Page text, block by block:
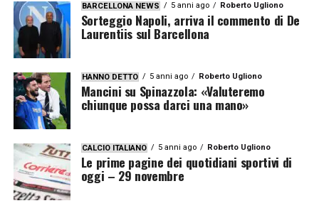
BARCELLONA NEWS 5 anni ago Roberto Ugliono
Sorteggio Napoli, arriva il commento di De
Laurentiis sul Barcellona
HANNO DETTO 5 anni ago Roberto Ugliono
Mancini su Spinazzola: «Valuteremo
chiunque possa darci una mano»
CALCIO ITALIANO 5 anni ago Roberto Ugliono
Le prime pagine dei quotidiani sportivi di
oggi – 29 novembre